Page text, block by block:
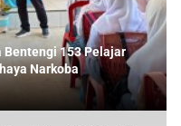
153 Pelajar
Narkoba